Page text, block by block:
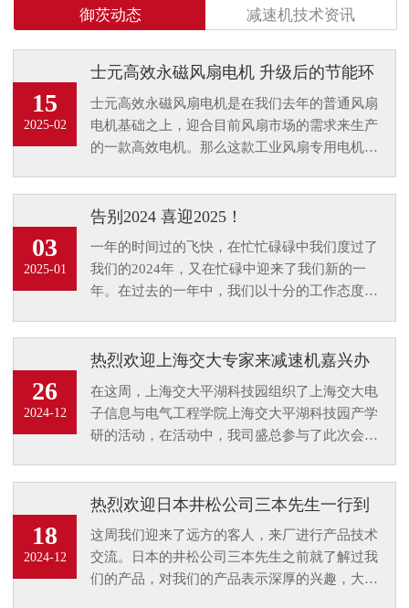
御茨动态 减速机技术资讯
15
2025-02
士元高效永磁风扇电机 升级后的节能环
保电机
士元高效永磁风扇电机是在我们去年的普通风扇
电机基础之上，迎合目前风扇市场的需求来生产
的一款高效电机。那么这款工业风扇专用电机的
户带来了什么样的优点升级？
03
2025-01
告别2024 喜迎2025！
一年的时间过的飞快，在忙忙碌碌中我们度过了
我们的2024年，又在忙碌中迎来了我们新的一
年。在过去的一年中，我们以十分的工作态度来
将以全面的面貌来对待大家，致力解决大家的传
动动力问题。
26
2024-12
热烈欢迎上海交大专家来减速机嘉兴办
事处参观指导
在这周，上海交大平湖科技园组织了上海交大电
子信息与电气工程学院上海交大平湖科技园产学
研的活动，在活动中，我司盛总参与了此次会
与一些技术指导工作。
18
2024-12
热烈欢迎日本井松公司三本先生一行到
厂进行技术交流
这周我们迎来了远方的客人，来厂进行产品技术
交流。日本的井松公司三本先生之前就了解过我
们的产品，对我们的产品表示深厚的兴趣，大家